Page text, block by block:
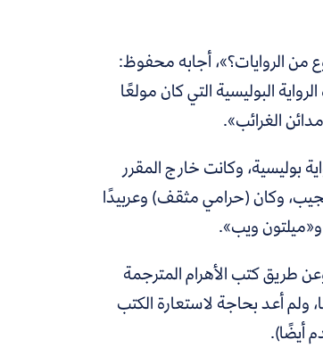
من الروايات؟»، أجابه محفوظ:
البوليسية التي كان مولعًا
الغرائب».
وكانت خارج المقرر
وكان (حرامي مثقف) وعربيدًا
ويب».
طريق كتب الأهرام المترجمة
ولم أعد بحاجة لاستعارة الكتب
أيضًا).